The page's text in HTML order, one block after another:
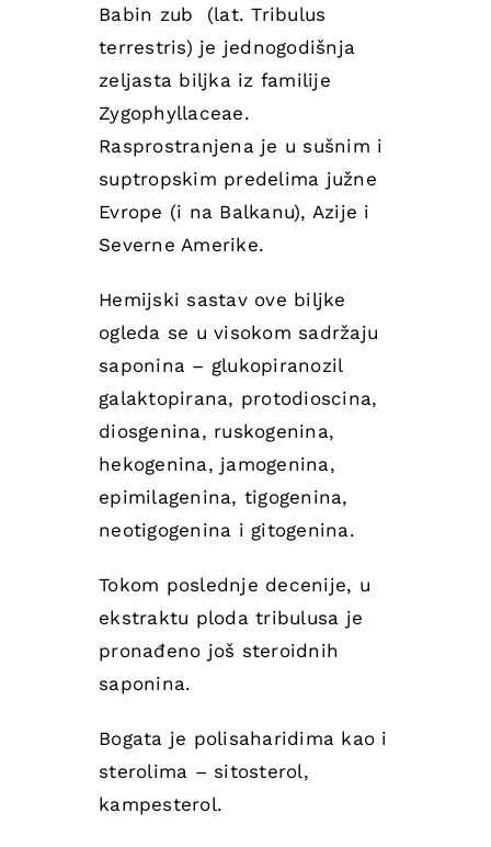
Babin zub (lat. Tribulus
terrestris) je jednogodišnja
zeljasta biljka iz familije
Zygophyllaceae.
Rasprostranjena je u sušnim i
suptropskim predelima južne
Evrope (i na Balkanu), Azije i
Severne Amerike.
Hemijski sastav ove biljke
ogleda se u visokom sadržaju
saponina – glukopiranozil
galaktopirana, protodioscina,
diosgenina, ruskogenina,
hekogenina, jamogenina,
epimilagenina, tigogenina,
neotigogenina i gitogenina.
Tokom poslednje decenije, u
ekstraktu ploda tribulusa je
pronađeno još steroidnih
saponina.
Bogata je polisaharidima kao i
sterolima – sitosterol,
kampesterol.